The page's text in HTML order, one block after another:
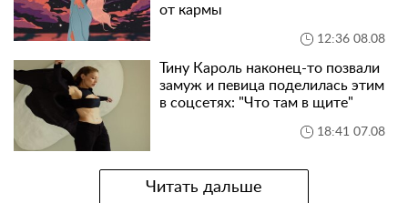
от кармы
12:36 08.08
Тину Кароль наконец-то позвали
замуж и певица поделилась этим
в соцсетях: "Что там в щите"
18:41 07.08
Читать дальше